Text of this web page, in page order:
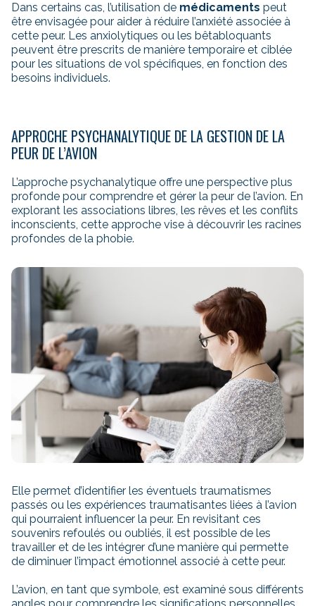
Dans certains cas, l’utilisation de médicaments peut
être envisagée pour aider à réduire l’anxiété associée à
cette peur. Les anxiolytiques ou les bêtabloquants
peuvent être prescrits de manière temporaire et ciblée
pour les situations de vol spécifiques, en fonction des
besoins individuels.
APPROCHE PSYCHANALYTIQUE DE LA GESTION DE LA
PEUR DE L’AVION
L’approche psychanalytique offre une perspective plus
profonde pour comprendre et gérer la peur de l’avion. En
explorant les associations libres, les rêves et les conflits
inconscients, cette approche vise à découvrir les racines
profondes de la phobie.
Elle permet d’identifier les éventuels traumatismes
passés ou les expériences traumatisantes liées à l’avion
qui pourraient influencer la peur. En revisitant ces
souvenirs refoulés ou oubliés, il est possible de les
travailler et de les intégrer d’une manière qui permette
de diminuer l’impact émotionnel associé à cette peur.
L’avion, en tant que symbole, est examiné sous différents
angles pour comprendre les significations personnelles